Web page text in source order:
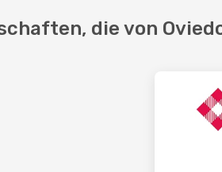
die von